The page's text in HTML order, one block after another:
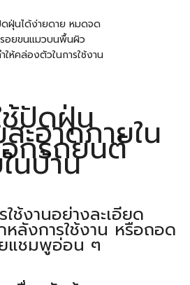
ดฝุ่นได้ง่ายดาย หมดจด
รอยขนแมวบนพื้นผิว
ห้คล่องตัวในการใช้งาน
ช้ปัดฝุ่น
ะอาดภายใน
กรถยนต์
นบ้าน
ช้งานอย่างละเอียด
ลังการใช้งาน หรือถอด
แชมพูอ่อน ๆ